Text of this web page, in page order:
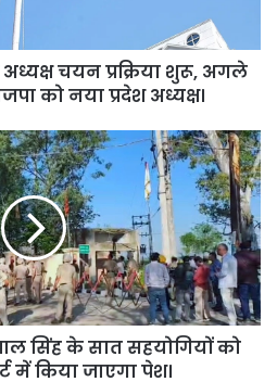
चयन प्रक्रिया शुरू, अगले
को नया प्रदेश अध्यक्ष।
सिंह के सात सहयोगियों को
में किया जाएगा पेश।